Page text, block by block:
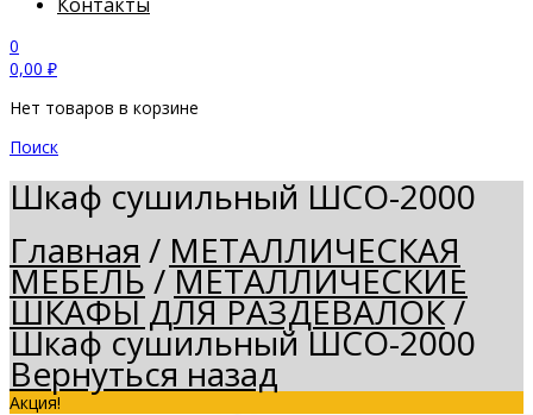
0
0,00 ₽
Нет товаров в корзине
Поиск
Шкаф сушильный ШСО-2000
Главная / МЕТАЛЛИЧЕСКАЯ
МЕБЕЛЬ /МЕТАЛЛИЧЕСКИЕ
ШКАФЫ ДЛЯ РАЗДЕВАЛОК/
Шкаф сушильный ШСО-2000
Вернуться назад
Акция!